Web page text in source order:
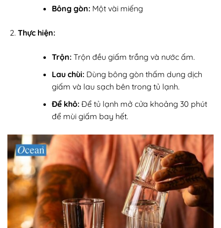
Bông gòn:Một vài miếng
Thực hiện:
Trộn:Trộn đều giấm trắng và nước ấm.
Lau chùi:Dùng bông gòn thấm dung dịch
giấm và lau sạch bên trong tủ lạnh.
Để khô:Để tủ lạnh mở cửa khoảng 30 phút
để mùi giấm bay hết.